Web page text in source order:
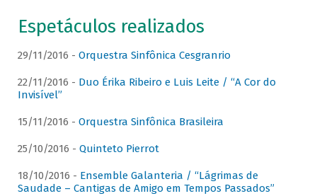
Espetáculos realizados
29/11/2016 - Orquestra Sinfônica Cesgranrio
22/11/2016 - Duo Érika Ribeiro e Luis Leite / “A Cor do
Invisível”
15/11/2016 - Orquestra Sinfônica Brasileira
25/10/2016 - Quinteto Pierrot
18/10/2016 - Ensemble Galanteria / “Lágrimas de
Saudade – Cantigas de Amigo em Tempos Passados”